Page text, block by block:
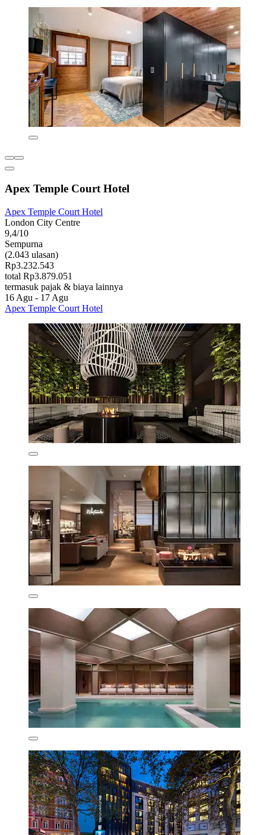
Apex Temple Court Hotel
Apex Temple Court Hotel
London City Centre
9,4/10
Sempurna
(2.043 ulasan)
Rp3.232.543
total Rp3.879.051
termasuk pajak & biaya lainnya
16 Agu - 17 Agu
Apex Temple Court Hotel